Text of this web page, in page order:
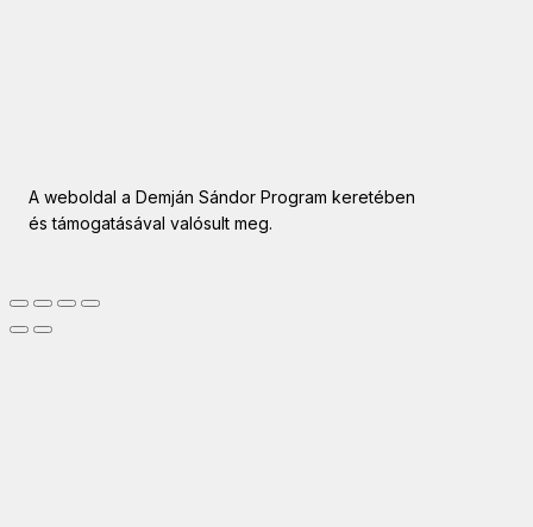
A weboldal a Demján Sándor Program keretében
és támogatásával valósult meg.